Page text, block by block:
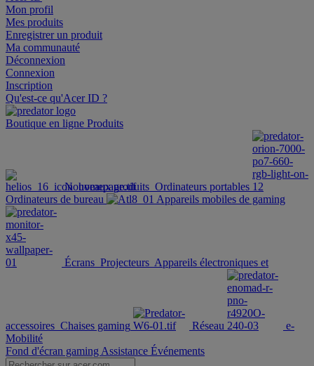
Mon profil
Mes produits
Enregistrer un produit
Ma communauté
Déconnexion
Connexion
Inscription
Qu'est-ce qu'Acer ID ?
Boutique en ligne Produits
Nouveaux produits Ordinateurs portables
Ordinateurs de bureau
Appareils mobiles de gaming
Écrans Projecteurs Appareils électroniques et
accessoires Chaises gaming Réseau
e-
Mobilité
Fond d'écran gaming Assistance Événements